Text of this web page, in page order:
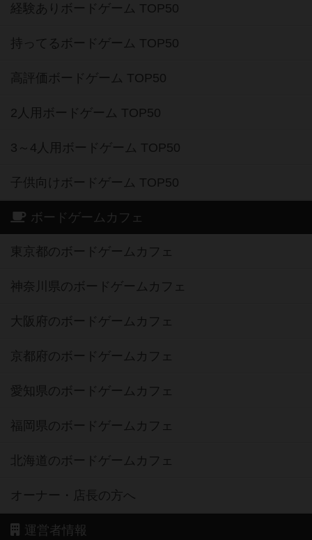
経験ありボードゲーム TOP50
持ってるボードゲーム TOP50
高評価ボードゲーム TOP50
2人用ボードゲーム TOP50
3～4人用ボードゲーム TOP50
子供向けボードゲーム TOP50
ボードゲームカフェ
東京都のボードゲームカフェ
神奈川県のボードゲームカフェ
大阪府のボードゲームカフェ
京都府のボードゲームカフェ
愛知県のボードゲームカフェ
福岡県のボードゲームカフェ
北海道のボードゲームカフェ
オーナー・店長の方へ
運営者情報